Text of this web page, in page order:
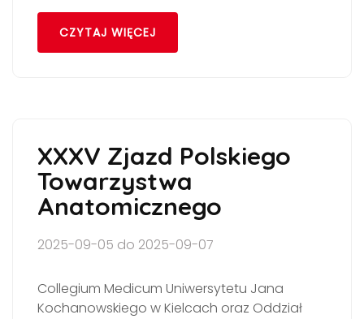
CZYTAJ WIĘCEJ
XXXV Zjazd Polskiego
Towarzystwa
Anatomicznego
2025-09-05 do 2025-09-07
Collegium Medicum Uniwersytetu Jana
Kochanowskiego w Kielcach oraz Oddział